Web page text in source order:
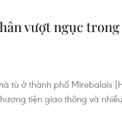
vượt ngục
tù ở thành phố Mirebalais
tiện giao thông và